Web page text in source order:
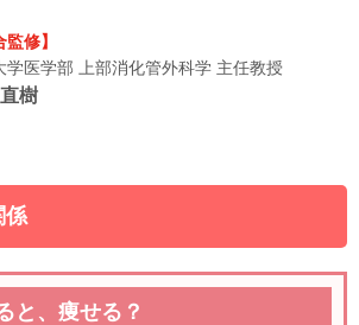
監修】
学医学部 上部消化管外科学 主任教授
樹
係
と、痩せる？